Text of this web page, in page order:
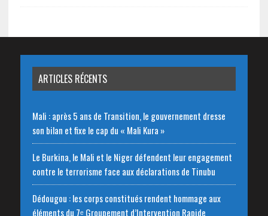
ARTICLES RÉCENTS
Mali : après 5 ans de Transition, le gouvernement dresse
son bilan et fixe le cap du « Mali Kura »
Le Burkina, le Mali et le Niger défendent leur engagement
contre le terrorisme face aux déclarations de Tinubu
Dédougou : les corps constitués rendent hommage aux
éléments du 7ᵉ Groupement d’Intervention Rapide